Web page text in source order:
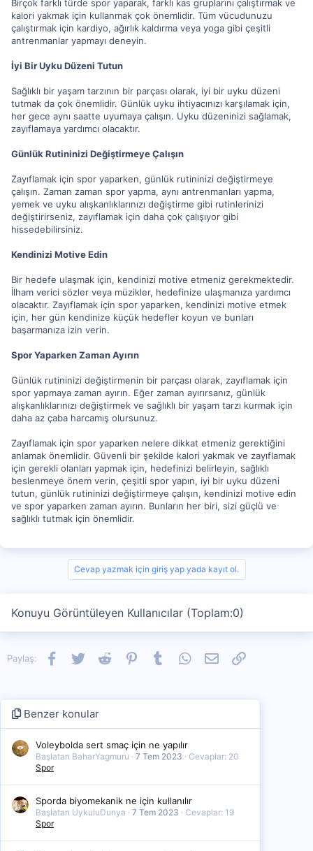
Birçok farklı türde spor yaparak, farklı kas gruplarını çalıştırmak ve
kalori yakmak için kullanmak çok önemlidir. Tüm vücudunuzu
çalıştırmak için kardiyo, ağırlık kaldırma veya yoga gibi çeşitli
antrenmanlar yapmayı deneyin.
İyi Bir Uyku Düzeni Tutun
Sağlıklı bir yaşam tarzının bir parçası olarak, iyi bir uyku düzeni
tutmak da çok önemlidir. Günlük uyku ihtiyacınızı karşılamak için,
her gece aynı saatte uyumaya çalışın. Uyku düzeninizi sağlamak,
zayıflamaya yardımcı olacaktır.
Günlük Rutininizi Değiştirmeye Çalışın
Zayıflamak için spor yaparken, günlük rutininizi değiştirmeye
çalışın. Zaman zaman spor yapma, aynı antrenmanları yapma,
yemek ve uyku alışkanlıklarınızı değiştirme gibi rutinlerinizi
değiştirirseniz, zayıflamak için daha çok çalışıyor gibi
hissedebilirsiniz.
Kendinizi Motive Edin
Bir hedefe ulaşmak için, kendinizi motive etmeniz gerekmektedir.
İlham verici sözler veya müzikler, hedefinize ulaşmanıza yardımcı
olacaktır. Zayıflamak için spor yaparken, kendinizi motive etmek
için, her gün kendinize küçük hedefler koyun ve bunları
başarmanıza izin verin.
Spor Yaparken Zaman Ayırın
Günlük rutininizi değiştirmenin bir parçası olarak, zayıflamak için
spor yapmaya zaman ayırın. Eğer zaman ayırırsanız, günlük
alışkanlıklarınızı değiştirmek ve sağlıklı bir yaşam tarzı kurmak için
daha az çaba harcamış olursunuz.
Zayıflamak için spor yaparken nelere dikkat etmeniz gerektiğini
anlamak önemlidir. Güvenli bir şekilde kalori yakmak ve zayıflamak
için gerekli olanları yapmak için, hedefinizi belirleyin, sağlıklı
beslenmeye önem verin, çeşitli spor yapın, iyi bir uyku düzeni
tutun, günlük rutininizi değiştirmeye çalışın, kendinizi motive edin
ve spor yaparken zaman ayırın. Bunların her biri, sizi güçlü ve
sağlıklı tutmak için önemlidir.
Cevap yazmak için giriş yap yada kayıt ol.
Konuyu Görüntüleyen Kullanıcılar (Toplam:0)
Paylaş: Facebook
TwitterReddit PinterestTumblrWhatsApp
E-postaLink
Benzer konular
Voleybolda sert smaç için ne yapılır
Başlatan BaharYagmuru 7 Tem 2023
Cevaplar: 20
Spor
Sporda biyomekanik ne için kullanılır
Başlatan UykuluDunya 7 Tem 2023
Cevaplar: 19
Spor